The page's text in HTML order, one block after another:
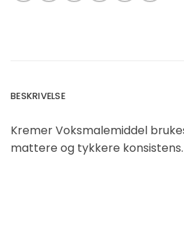
BESKRIVELSE
Kremer Voksmalemiddel
mattere og tykkere konsistens.